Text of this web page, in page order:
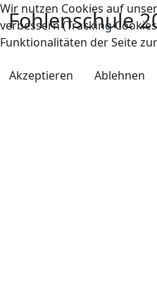
Fohlenschule
Wir nutzen Cookies auf
verbessern (Tracking
Funktionalitäten der Seite
Akzeptieren
Ablehnen